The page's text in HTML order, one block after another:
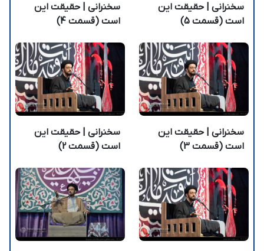
سخنرانی | حقیقت این
است (قسمت 5)
سخنرانی | حقیقت این
است (قسمت 4)
سخنرانی | حقیقت این
است (قسمت 3)
سخنرانی | حقیقت این
است (قسمت 2)